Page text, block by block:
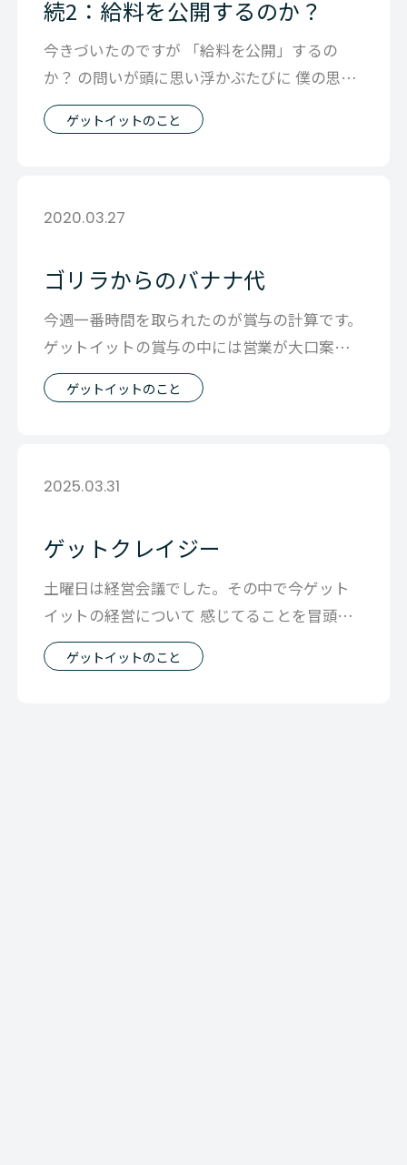
続2：給料を公開するのか？
今きづいたのですが 「給料を公開」するの
か？ の問いが頭に思い浮かぶたびに 僕の思考
は「それは正しいのか？」という問いと
ゲットイットのこと
2020.03.27
ゴリラからのバナナ代
今週一番時間を取られたのが賞与の計算です。
ゲットイットの賞与の中には営業が大口案件
を受注した場合に 払われる金一封も含
ゲットイットのこと
2025.03.31
ゲットクレイジー
土曜日は経営会議でした。その中で今ゲット
イットの経営について 感じてることを冒頭み
んなに伝えました。 まずは僕は会社が好
ゲットイットのこと